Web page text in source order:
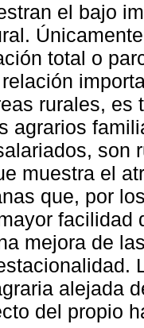
el bajo
total o
rurales, es
agrarios
son
muestra el
que, por
facilidad
mejora de
alejada
del propio